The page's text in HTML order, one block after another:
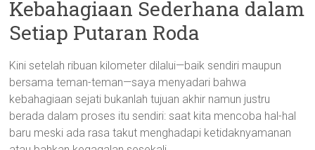
Kebahagiaan Sederhana dalam
Setiap Putaran Roda
Kini setelah ribuan kilometer dilalui—baik sendiri maupun
bersama teman-teman—saya menyadari bahwa
kebahagiaan sejati bukanlah tujuan akhir namun justru
berada dalam proses itu sendiri: saat kita mencoba hal-hal
baru meski ada rasa takut menghadapi ketidaknyamanan